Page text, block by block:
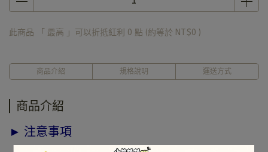
此商品 「 最高 」可以折抵紅利 0 點 (約等於 NT$0 )
商品介紹 規格說明 運送方式
商品介紹
► 注意事項